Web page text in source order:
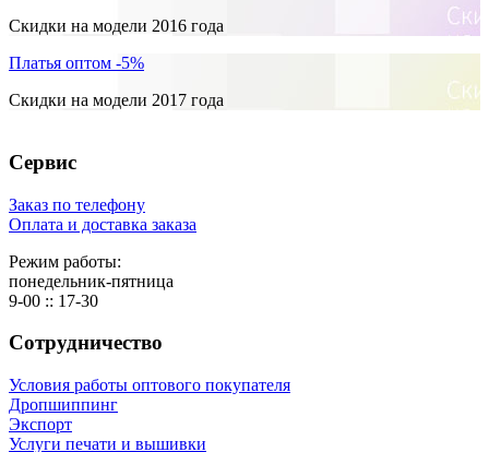
Скидки на модели 2016 года
Платья оптом -5%
Скидки на модели 2017 года
Сервис
Заказ по телефону
Оплата и доставка заказа
Режим работы:
понедельник-пятница
9-00 :: 17-30
Сотрудничество
Условия работы оптового покупателя
Дропшиппинг
Экспорт
Услуги печати и вышивки